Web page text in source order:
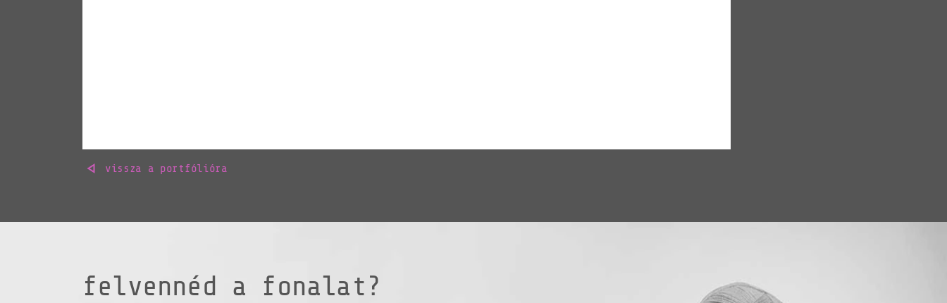
vissza a portfólióra
felvennéd a fonalat?